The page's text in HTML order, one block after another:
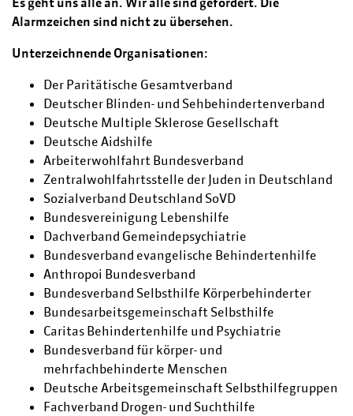
Alarmzeichen sind nicht zu übersehen.
Unterzeichnende Organisationen:
Der Paritätische Gesamtverband
Deutscher Blinden- und Sehbehindertenverband
Deutsche Multiple Sklerose Gesellschaft
Deutsche Aidshilfe
Arbeiterwohlfahrt Bundesverband
Zentralwohlfahrtsstelle der Juden in Deutschland
Sozialverband Deutschland SoVD
Bundesvereinigung Lebenshilfe
Dachverband Gemeindepsychiatrie
Bundesverband evangelische Behindertenhilfe
Anthropoi Bundesverband
Bundesverband Selbsthilfe Körperbehinderter
Bundesarbeitsgemeinschaft Selbsthilfe
Caritas Behindertenhilfe und Psychiatrie
Bundesverband für körper- und
mehrfachbehinderte Menschen
Deutsche Arbeitsgemeinschaft Selbsthilfegruppen
Fachverband Drogen- und Suchthilfe